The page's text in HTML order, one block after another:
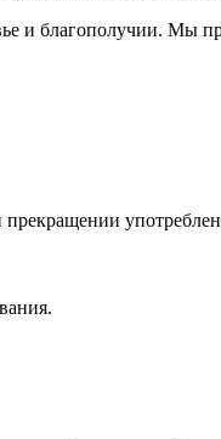
и благополучии. Мы